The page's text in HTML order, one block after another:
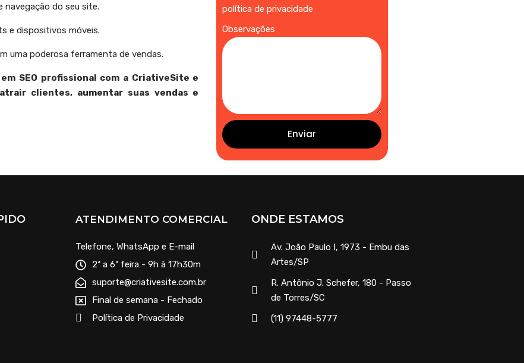
navegação do seu site.
e dispositivos móveis.
uma poderosa ferramenta de vendas.
SEO profissional com a CriativeSite e
clientes, aumentar suas vendas e
política de privacidade
Observações
Enviar
ATENDIMENTO COMERCIAL
Telefone, WhatsApp e E-mail
2ª a 6ª feira - 9h à 17h30m
suporte@criativesite.com.br
Final de semana - Fechado
Política de Privacidade
ONDE ESTAMOS
Av. João Paulo I, 1973 - Embu das
Artes/SP
R. Antônio J. Schefer, 180 - Passo
de Torres/SC
(11) 97448-5777